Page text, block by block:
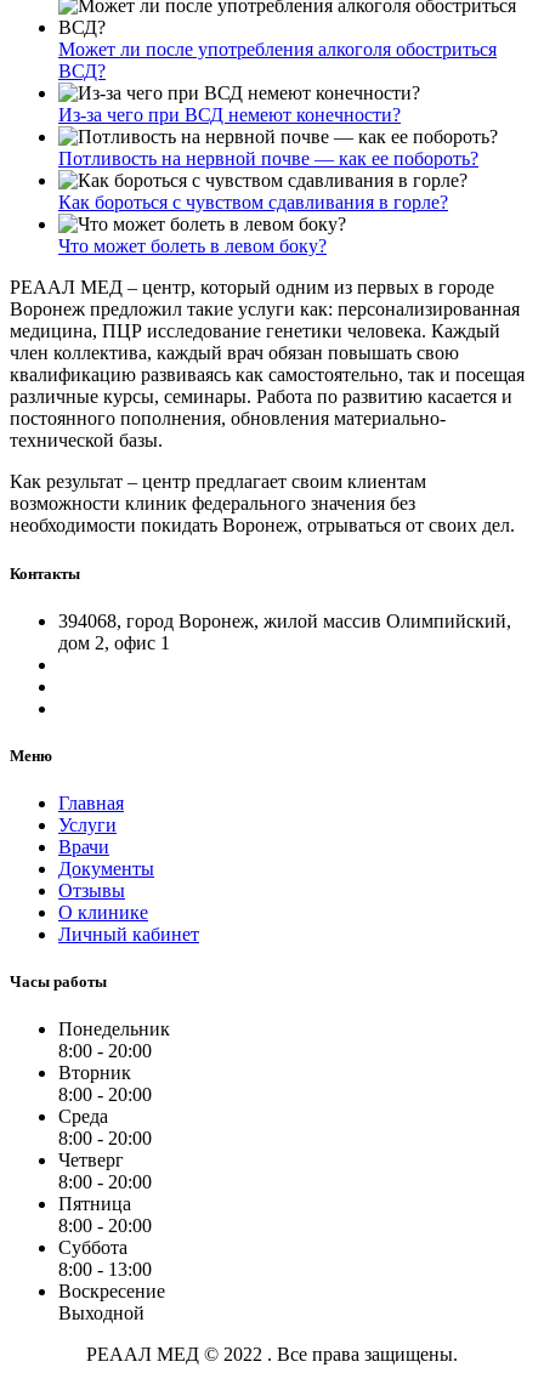
Может ли после употребления алкоголя обостриться
ВСД?
Из-за чего при ВСД немеют конечности?
Потливость на нервной почве — как ее побороть?
Как бороться с чувством сдавливания в горле?
Что может болеть в левом боку?
РЕААЛ МЕД – центр, который одним из первых в городе
Воронеж предложил такие услуги как: персонализированная
медицина, ПЦР исследование генетики человека. Каждый
член коллектива, каждый врач обязан повышать свою
квалификацию развиваясь как самостоятельно, так и посещая
различные курсы, семинары. Работа по развитию касается и
постоянного пополнения, обновления материально-
технической базы.
Как результат – центр предлагает своим клиентам
возможности клиник федерального значения без
необходимости покидать Воронеж, отрываться от своих дел.
Контакты
394068, город Воронеж, жилой массив Олимпийский,
дом 2, офис 1
Меню
Главная
Услуги
Врачи
Документы
Отзывы
О клинике
Личный кабинет
Часы работы
Понедельник
8:00 - 20:00
Вторник
8:00 - 20:00
Среда
8:00 - 20:00
Четверг
8:00 - 20:00
Пятница
8:00 - 20:00
Суббота
8:00 - 13:00
Воскресение
Выходной
РЕААЛ МЕД © 2022 . Все права защищены.